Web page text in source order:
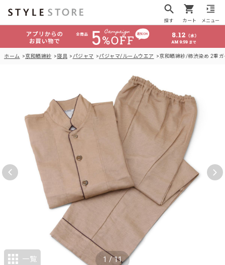
探す カート メニュー
ホーム 京和晒綿紗 寝具 パジャマ パジャマ/ルームウエア 京和晒綿紗/柿渋染め 2重
1 /11
一覧